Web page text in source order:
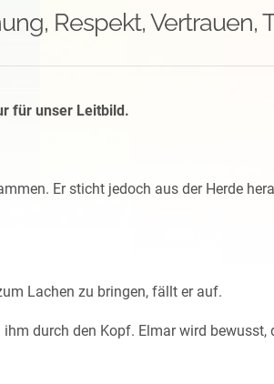
Respekt, Vertrauen,
für unser Leitbild.
Er sticht jedoch aus der Herde
Lachen zu bringen, fällt er auf.
durch den Kopf. Elmar wird